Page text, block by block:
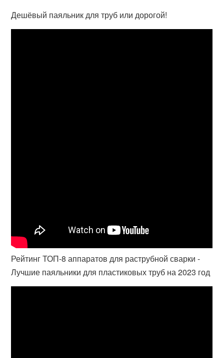
Дешёвый паяльник для труб или дорогой!
Рейтинг ТОП-8 аппаратов для раструбной сварки -
Лучшие паяльники для пластиковых труб на 2023 год